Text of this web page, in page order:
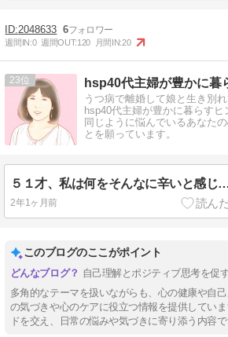
2048633 6
週間IN:0 週間OUT:120 月間IN:20
23
うつ病で離婚して娘と生き別
hsp40代主婦が豊かに暮らすヒ
同じように悩んでいるあなた
とを願っています。
５１才、私は何をそんなに辛いと感
2年1ヶ月前
このブログのここがポイント
自己理解とポジティブ思考を促
多角的なテーマを扱いながらも、心の健康や自
の気づきや心のケアに役立つ情報を提供してい
ドを交え、日常の悩みや気づきに寄り添う内容で